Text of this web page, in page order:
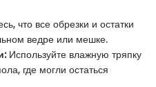
что все обрезки и остатки
ведре или мешке.
Используйте влажную тряпку
где могли остаться